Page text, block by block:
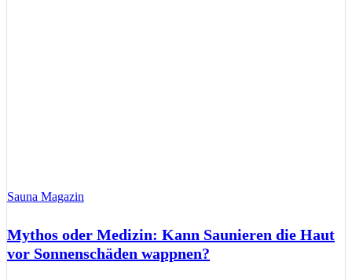
Sauna Magazin
Mythos oder Medizin: Kann Saunieren die Haut
vor Sonnenschäden wappnen?